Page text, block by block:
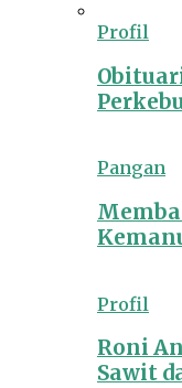
Profil
Pangan
Profil
Roni
Sawit